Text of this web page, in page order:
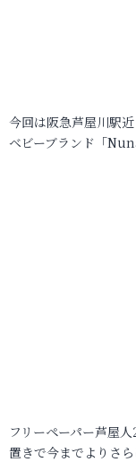
今回は阪急芦屋川駅
ベビーブランド「
フリーペーパー芦屋
置きで今までよりさ